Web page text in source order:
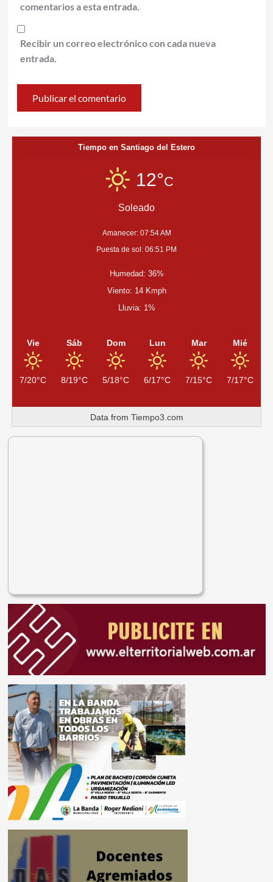
comentarios a esta entrada.
Recibir un correo electrónico con cada nueva
entrada.
Tiempo en Santiago del Estero
12°C
Soleado
Amanecer: 07:54 AM
Puesta de sol: 06:51 PM
Humedad: 36%
Viento: 14 Kmph
Lluvia: 1%
Vie
7/20°C
Sáb
8/19°C
Dom
5/18°C
Lun
6/17°C
Mar
7/15°C
Mié
7/17°C
Data from Tiempo3.com